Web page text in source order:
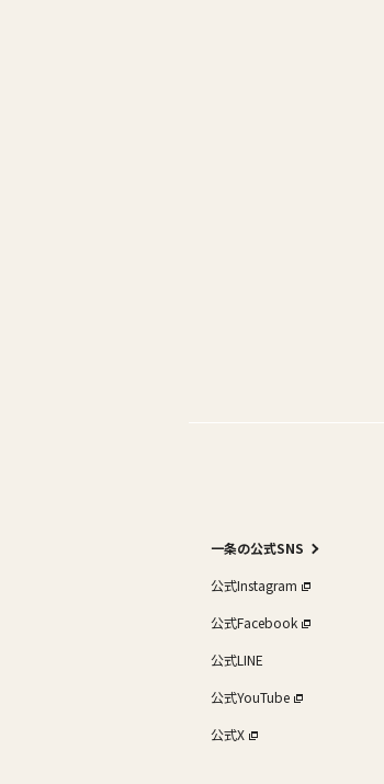
一条の公式SNS
公式Instagram
公式Facebook
公式LINE
公式YouTube
公式X